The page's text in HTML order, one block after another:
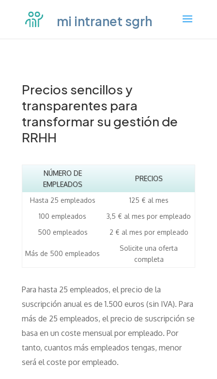
Precios sencillos y
transparentes para
transformar su gestión de
RRHH
NÚMERO DE
EMPLEADOS
PRECIOS
Hasta 25 empleados
125 € al mes
100 empleados
3,5 € al mes por empleado
500 empleados
2 € al mes por empleado
Más de 500 empleados
Solicite una oferta
completa
Para hasta 25 empleados, el precio de la
suscripción anual es de 1.500 euros (sin IVA). Para
más de 25 empleados, el precio de suscripción se
basa en un coste mensual por empleado. Por
tanto, cuantos más empleados tengas, menor
será el coste por empleado.
mi intranet sgrh